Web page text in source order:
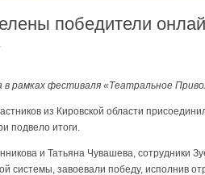
победители
рамках фестиваля «Театральное
из Кировской области
подвело итоги.
и Татьяна Чувашева, сотрудники
системы, завоевали победу, исполнив